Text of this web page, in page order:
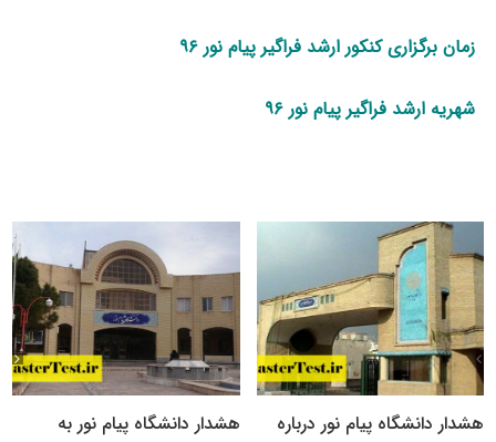
زمان برگزاری کنکور ارشد فراگیر پیام نور ۹۶
شهریه ارشد فراگیر پیام نور ۹۶
هشدار دانشگاه پیام نور درباره
هشدار دانشگاه پیام نور به